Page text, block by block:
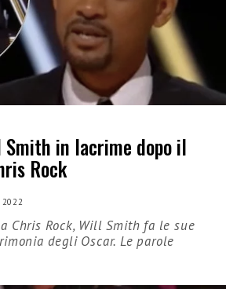
Smith in lacrime dopo il
Rock
Chris Rock, Will Smith fa le sue
degli Oscar. Le parole